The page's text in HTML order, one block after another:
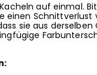
auf einmal.
einen Schnittverlust
sie aus derselben